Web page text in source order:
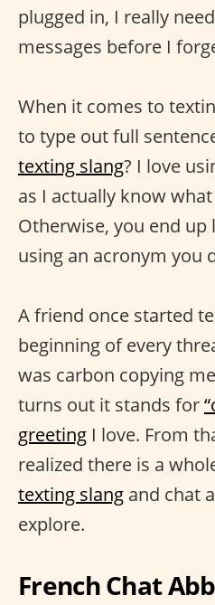
plugged in, I really
messages before I
When it comes to
to type out full
texting slang? I love
as I actually know
Otherwise, you end up
using an acronym you
A friend once started
beginning of every
was carbon copying
turns out it stands for
greeting I love. From
realized there is a
texting slang and chat
explore.
French Chat